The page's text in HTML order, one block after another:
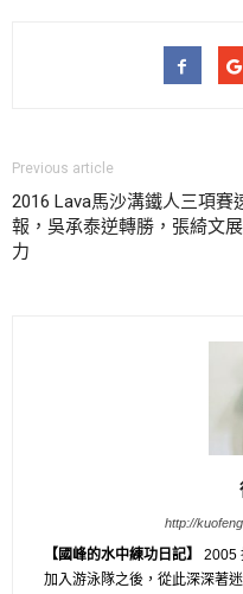
Previous article
2016 Lava馬沙溝鐵人三項賽
報，吳承泰逆轉勝，張綺文
力
http://
【國峰的水中練功日記】
2005
加入游泳隊之後，從此深深著